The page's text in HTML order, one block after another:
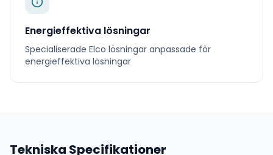
Energieffektiva lösningar
Specialiserade Elco lösningar anpassade för
energieffektiva lösningar
Tekniska Specifikationer